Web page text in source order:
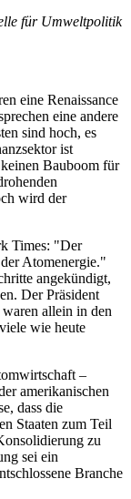
für Umweltpolitik
eine Renaissance
eine andere
sind hoch, es
ist
Bauboom für
wird der
Times: "Der
Atomenergie."
angekündigt,
Der Präsident
allein in den
wie heute
–
amerikanischen
dass die
Staaten zum Teil
zu
sei ein
Branche